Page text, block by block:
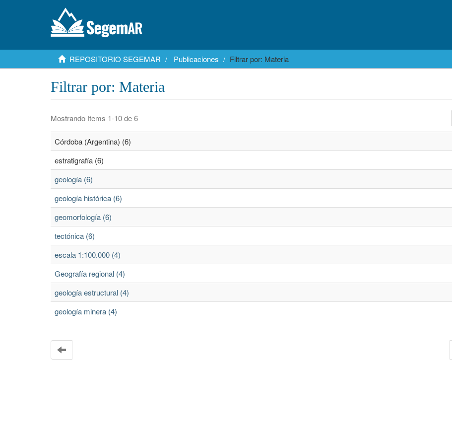
REPOSITORIO SEGEMAR Publicaciones Filtrar por: Materia
Filtrar por: Materia
Mostrando ítems 1-10 de 6
Córdoba (Argentina) (6)
estratigrafía (6)
geología (6)
geología histórica (6)
geomorfología (6)
tectónica (6)
escala 1:100.000 (4)
Geografía regional (4)
geología estructural (4)
geología minera (4)